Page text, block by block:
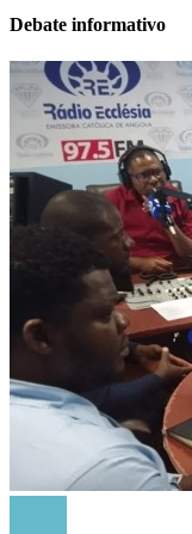
Debate informativo